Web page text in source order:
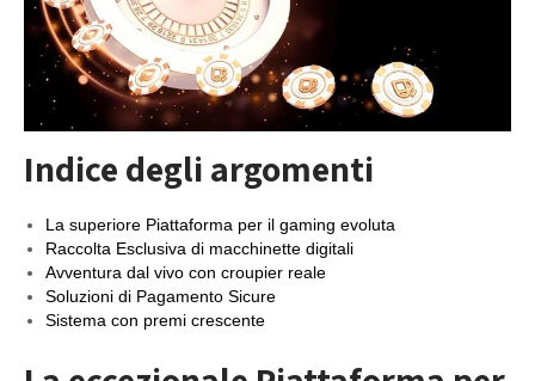
Indice degli argomenti
La superiore Piattaforma per il gaming evoluta
Raccolta Esclusiva di macchinette digitali
Avventura dal vivo con croupier reale
Soluzioni di Pagamento Sicure
Sistema con premi crescente